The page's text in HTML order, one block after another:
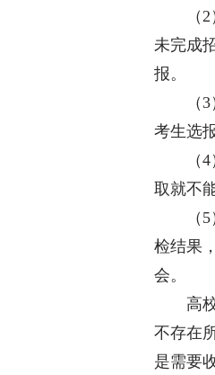
（2）
未完成
报。
（3）
考生选
（4）
取就不
（5）
检结果
会。
高校
不存在
是需要